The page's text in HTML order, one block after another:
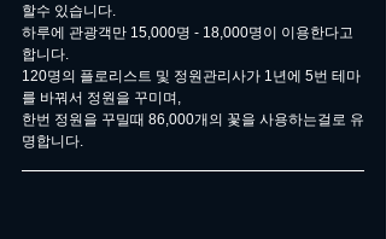
할수 있습니다.
하루에 관광객만 15,000명 - 18,000명이 이용한다고
합니다.
120명의 플로리스트 및 정원관리사가 1년에 5번 테마
를 바꿔서 정원을 꾸미며,
한번 정원을 꾸밀때 86,000개의 꽃을 사용하는걸로 유
명합니다.